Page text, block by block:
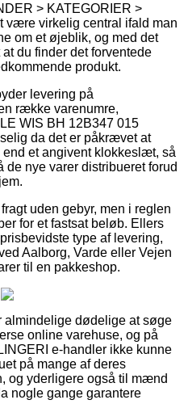
> KATEGORIER >
være virkelig central ifald man
om et øjeblik, og med det
du finder det forventede
produkt.
levering på
række varenumre,
WIS BH 12B347 015
da det er påkrævet at
et angivent klokkeslæt, så
de nye varer distribueret forud
uden gebyr, men i reglen
for et fastsat beløb. Ellers
type af levering,
Aalborg, Varde eller Vejen
til en pakkeshop.
almindelige dødelige at søge
online varehuse, og på
e-handler ikke kunne
på mange af deres
og yderligere også til mænd
nogle gange garantere